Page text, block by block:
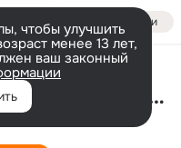
Войти
чтобы улучшить
менее 13 лет,
ваш законный
Places To Go (Soundtrack Version)